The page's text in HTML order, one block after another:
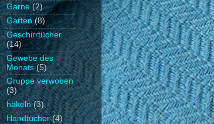
Garne (2)
Garten (8)
Geschirrtücher
(14)
Gewebe des
Monats (5)
Gruppe verwoben
(3)
häkeln (3)
Handtücher (4)